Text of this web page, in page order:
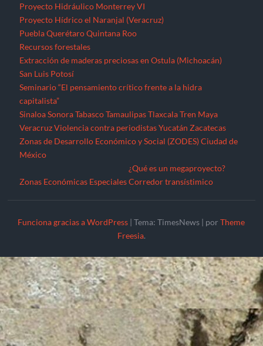
Proyecto Hidráulico Monterrey VI
Proyecto Hídrico el Naranjal (Veracruz)
Puebla Querétaro Quintana Roo
Recursos forestales
Extracción de maderas preciosas en Ostula (Michoacán)
San Luis Potosí
Seminario “El pensamiento crítico frente a la hidra
capitalista”
Sinaloa Sonora Tabasco Tamaulipas Tlaxcala Tren Maya
Veracruz Violencia contra periodistas Yucatán Zacatecas
Zonas de Desarrollo Económico y Social (ZODES) Ciudad de
México
Zonas Económicas Especiales
¿Qué es un megaproyecto?
Corredor transístimico
Funciona gracias a WordPress |Tema: TimesNews | porTheme
Freesia.